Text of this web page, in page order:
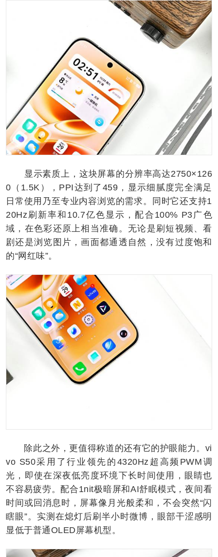
显示素质上，这块屏幕的分辨率高达2750×126
0（1.5K），PPI达到了459，显示细腻度完全满足
日常使用乃至专业内容浏览的需求。同时它还支持1
20Hz刷新率和10.7亿色显示，配合100% P3广色
域，在色彩还原上相当准确。无论是刷短视频、看
剧还是浏览图片，画面都通透自然，没有过度饱和
的“网红味”。
除此之外，更值得称道的还有它的护眼能力。vi
vo S50采用了行业领先的4320Hz超高频PWM调
光，即使在深夜低亮度环境下长时间使用，眼睛也
不容易疲劳。配合1nit极暗屏和AI舒眠模式，夜间看
时间或回消息时，屏幕像月光般柔和，不会突然“闪
瞎眼”。实测在熄灯后刷半小时微博，眼部干涩感明
显低于普通OLED屏幕机型。